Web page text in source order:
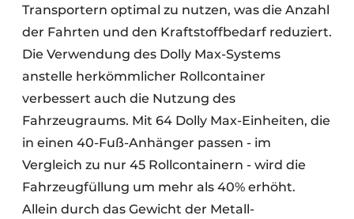
Transportern optimal zu nutzen, was die Anzahl
der Fahrten und den Kraftstoffbedarf reduziert.
Die Verwendung des Dolly Max-Systems
anstelle herkömmlicher Rollcontainer
verbessert auch die Nutzung des
Fahrzeugraums. Mit 64 Dolly Max-Einheiten, die
in einen 40-Fuß-Anhänger passen - im
Vergleich zu nur 45 Rollcontainern - wird die
Fahrzeugfüllung um mehr als 40% erhöht.
Allein durch das Gewicht der Metall-